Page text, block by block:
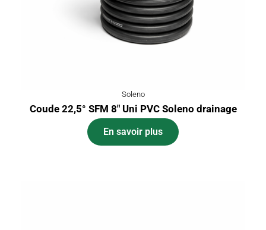
Soleno
Coude 22,5° SFM 8″ Uni PVC Soleno drainage
En savoir plus